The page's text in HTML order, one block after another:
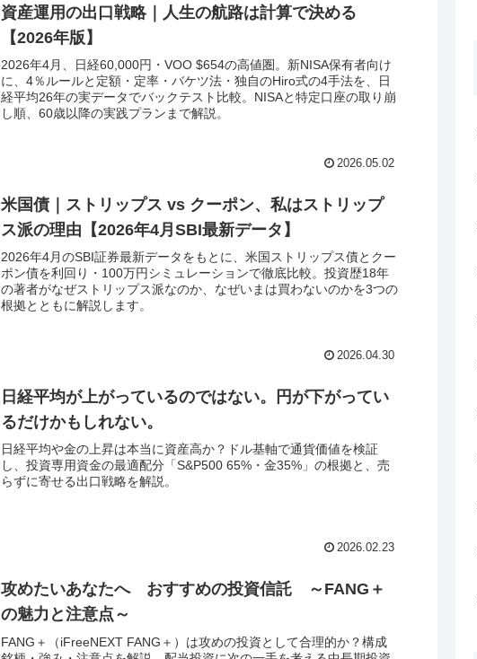
資産運用の出口戦略｜人生の航路は計算で決める
【2026年版】
2026年4月、日経60,000円・VOO $654の高値圏。新NISA保有者向け
に、4％ルールと定額・定率・バケツ法・独自のHiro式の4手法を、日
経平均26年の実データでバックテスト比較。NISAと特定口座の取り崩
し順、60歳以降の実践プランまで解説。
2026.05.02
米国債｜ストリップス vs クーポン、私はストリップ
ス派の理由【2026年4月SBI最新データ】
2026年4月のSBI証券最新データをもとに、米国ストリップス債とクー
ポン債を利回り・100万円シミュレーションで徹底比較。投資歴18年
の著者がなぜストリップス派なのか、なぜいまは買わないのかを3つの
根拠とともに解説します。
2026.04.30
日経平均が上がっているのではない。円が下がってい
るだけかもしれない。
日経平均や金の上昇は本当に資産高か？ドル基軸で通貨価値を検証
し、投資専用資金の最適配分「S&P500 65%・金35%」の根拠と、売
らずに寄せる出口戦略を解説。
2026.02.23
攻めたいあなたへ おすすめの投資信託 ～FANG＋
の魅力と注意点～
FANG＋（iFreeNEXT FANG＋）は攻めの投資として合理的か？構成